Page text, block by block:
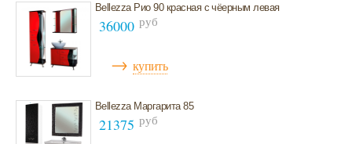
Инсталляции для писсуаров
Bellezza Рио 90 красная с чёерным левая
36000 руб
→ купить
Bellezza Маргарита 85
21375 руб